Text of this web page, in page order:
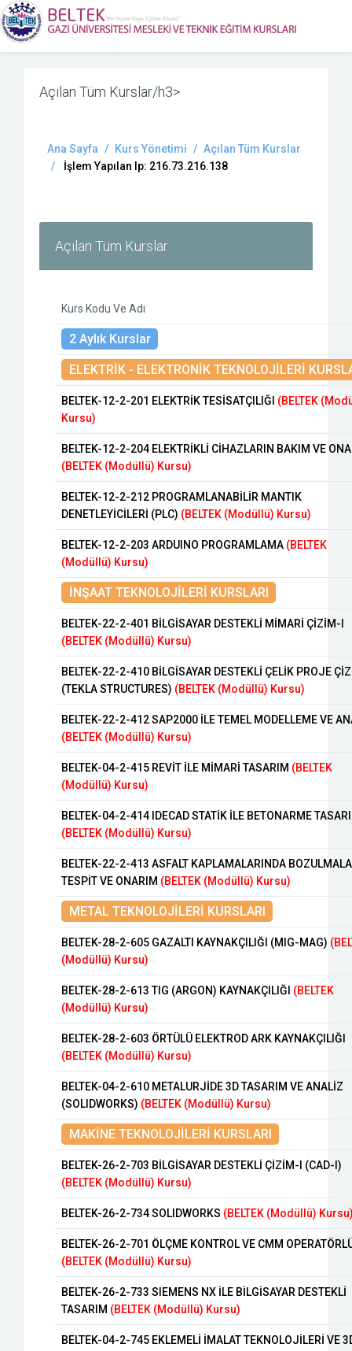
Açılan Tüm Kurslar/h3>
Ana Sayfa Kurs Yönetimi
Açılan Tüm Kurslar
İşlem Yapılan Ip: 216.73.216.138
Açılan Tüm Kurslar
Kurs Kodu Ve Adı
2 Aylık Kurslar
ELEKTRİK - ELEKTRONİK TEKNOLOJİLERİ
BELTEK-12-2-201 ELEKTRİK TESİSATÇILIĞI (BELTEK
Kursu)
BELTEK-12-2-204 ELEKTRİKLİ CİHAZLARIN BAKIM VE
(BELTEK (Modüllü) Kursu)
BELTEK-12-2-212 PROGRAMLANABİLİR MANTIK
DENETLEYİCİLERİ (PLC) (BELTEK (Modüllü) Kursu)
BELTEK-12-2-203 ARDUINO PROGRAMLAMA (BELTEK
(Modüllü) Kursu)
İNŞAAT TEKNOLOJİLERİ KURSLARI
BELTEK-22-2-401 BİLGİSAYAR DESTEKLİ MİMARİ ÇİZİM-I
(BELTEK (Modüllü) Kursu)
BELTEK-22-2-410 BİLGİSAYAR DESTEKLİ ÇELİK PROJE
(TEKLA STRUCTURES) (BELTEK (Modüllü) Kursu)
BELTEK-22-2-412 SAP2000 İLE TEMEL MODELLEME VE
(BELTEK (Modüllü) Kursu)
BELTEK-04-2-415 REVİT İLE MİMARİ TASARIM (BELTEK
(Modüllü) Kursu)
BELTEK-04-2-414 IDECAD STATİK İLE BETONARME
(BELTEK (Modüllü) Kursu)
BELTEK-22-2-413 ASFALT KAPLAMALARINDA
TESPİT VE ONARIM (BELTEK (Modüllü) Kursu)
METAL TEKNOLOJİLERİ KURSLARI
BELTEK-28-2-605 GAZALTI KAYNAKÇILIĞI (MIG-MAG)
(Modüllü) Kursu)
BELTEK-28-2-613 TIG (ARGON) KAYNAKÇILIĞI (BELTEK
(Modüllü) Kursu)
BELTEK-28-2-603 ÖRTÜLÜ ELEKTROD ARK KAYNAKÇILIĞI
(BELTEK (Modüllü) Kursu)
BELTEK-04-2-610 METALURJİDE 3D TASARIM VE ANALİZ
(SOLIDWORKS) (BELTEK (Modüllü) Kursu)
MAKİNE TEKNOLOJİLERİ KURSLARI
BELTEK-26-2-703 BİLGİSAYAR DESTEKLİ ÇİZİM-I (CAD-I)
(BELTEK (Modüllü) Kursu)
BELTEK-26-2-734 SOLIDWORKS (BELTEK (Modüllü)
BELTEK-26-2-701 ÖLÇME KONTROL VE CMM
(BELTEK (Modüllü) Kursu)
BELTEK-26-2-733 SIEMENS NX İLE BİLGİSAYAR DESTEKLİ
TASARIM (BELTEK (Modüllü) Kursu)
BELTEK-04-2-745 EKLEMELİ İMALAT TEKNOLOJİLERİ VE